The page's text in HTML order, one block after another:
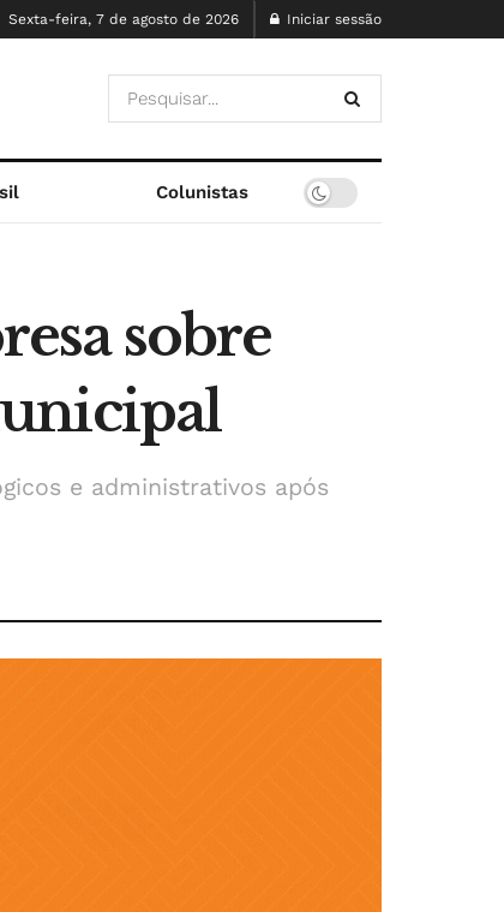
Sexta-feira, 7 de agosto de 2026 Iniciar sessão
Colunistas
sobre
e administrativos após